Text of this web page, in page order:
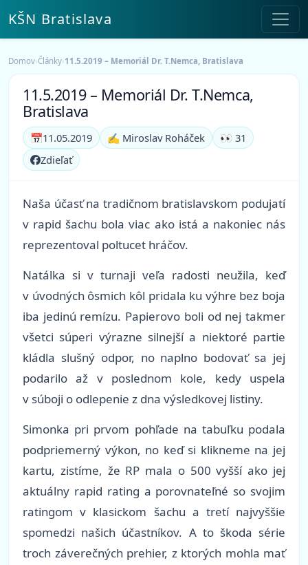
KŠN Bratislava
Domov›Články›11.5.2019 – Memoriál Dr. T.Nemca, Bratislava
11.5.2019 – Memoriál Dr. T.Nemca,
Bratislava
📅11.05.2019 ✍️ Miroslav Roháček
👀 31
Zdieľať
Naša účasť na tradičnom bratislavskom podujatí
v rapid šachu bola viac ako istá a nakoniec nás
reprezentoval poltucet hráčov.
Natálka si v turnaji veľa radosti neužila, keď
v úvodných ôsmich kôl pridala ku výhre bez boja
iba jedinú remízu. Papierovo boli od nej takmer
všetci súperi výrazne silnejší a niektoré partie
kládla slušný odpor, no naplno bodovať sa jej
podarilo až v poslednom kole, kedy uspela
v súboji o odlepenie z dna výsledkovej listiny.
Simonka pri prvom pohľade na tabuľku podala
podpriemerný výkon, no keď si klikneme na jej
kartu, zistíme, že RP mala o 500 vyšší ako jej
aktuálny rapid rating a porovnateľné so svojim
ratingom v klasickom šachu a tretí najvyššie
spomedzi našich účastníkov. A to škoda série
troch záverečných prehier, z ktorých mohla mať